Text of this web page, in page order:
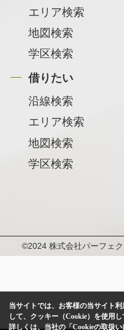
エリア検索
地図検索
学区検索
借りたい
沿線検索
エリア検索
地図検索
学区検索
©2024 株式会社パーフェ
当サイトでは、お客様の当サイト
して、クッキー（Cookie）を使用し
詳しくは、当社の「Cookieの取扱